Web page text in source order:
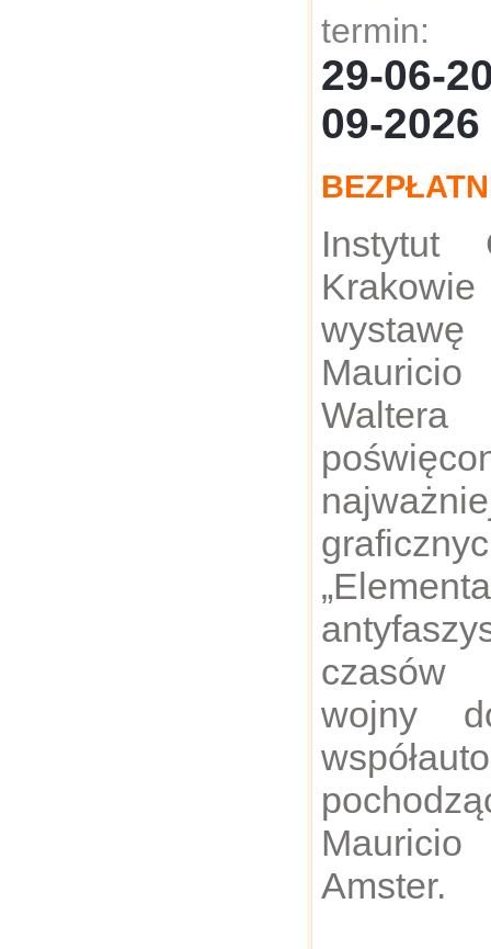
termin:
29-06-
09-2026
Instytut
czasów
wojny
Amster.